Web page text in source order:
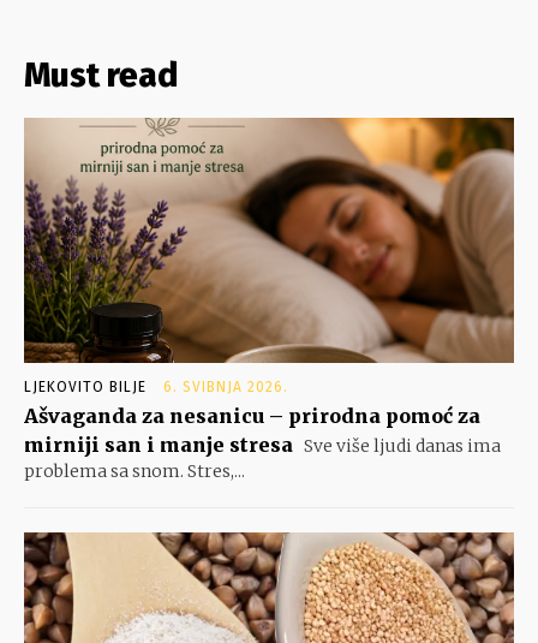
Must read
LJEKOVITO BILJE 6. SVIBNJA 2026.
Ašvaganda za nesanicu – prirodna pomoć za
mirniji san i manje stresa Sve više ljudi danas ima
problema sa snom. Stres,...